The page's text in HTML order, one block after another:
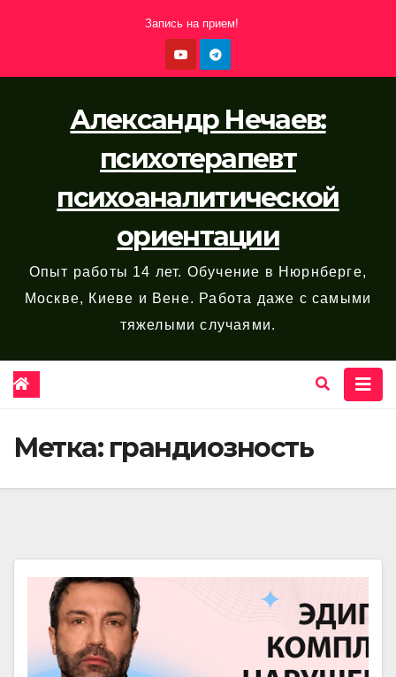
Запись на прием!
Александр Нечаев:
психотерапевт
психоаналитической
ориентации
Опыт работы 14 лет. Обучение в Нюрнберге,
Москве, Киеве и Вене. Работа даже с самыми
тяжелыми случаями.
Метка: грандиозность